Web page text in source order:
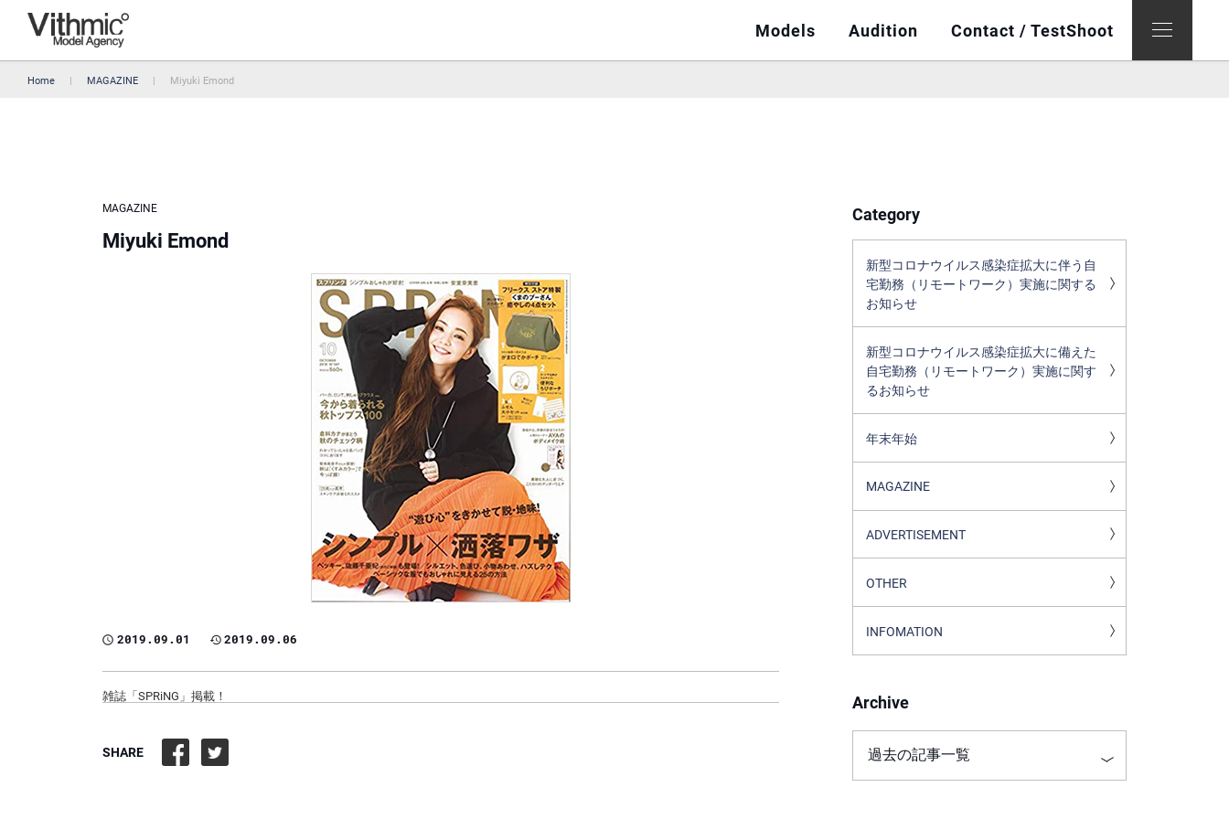
Models Audition Contact / TestShoot
Home MAGAZINE Miyuki Emond
MAGAZINE
Miyuki Emond
2019.09.01 2019.09.06
雑誌「SPRiNG」掲載！
SHARE
Category
新型コロナウイルス感染症拡大に伴う自
宅勤務（リモートワーク）実施に関する
お知らせ
新型コロナウイルス感染症拡大に備えた
自宅勤務（リモートワーク）実施に関す
るお知らせ
年末年始
MAGAZINE
ADVERTISEMENT
OTHER
INFOMATION
Archive